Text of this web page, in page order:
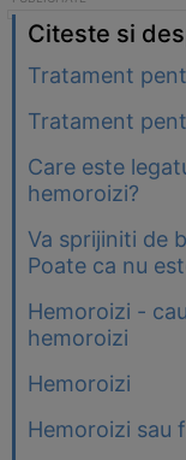
Citeste si
Tratament
Tratament
Care este
hemoroizi?
Va sprijiniti de
Poate ca nu
Hemoroizi -
hemoroizi
Hemoroizi
Hemoroizi sau